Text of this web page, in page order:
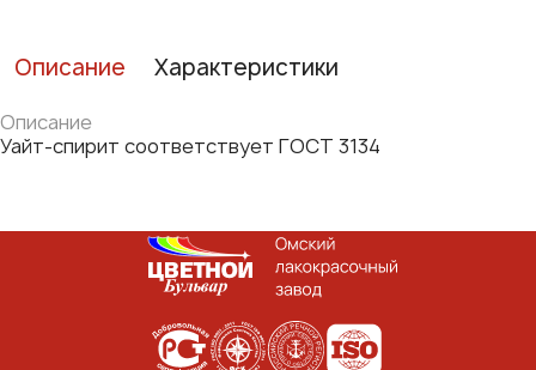
Описание Характеристики
Описание
Уайт-спирит соответствует ГОСТ 3134